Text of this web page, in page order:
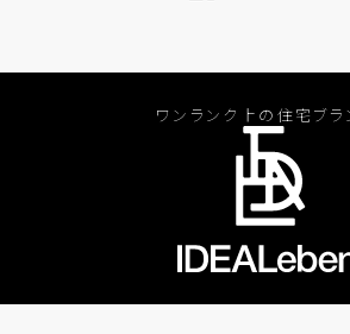
ワンランク上の住宅ブラ